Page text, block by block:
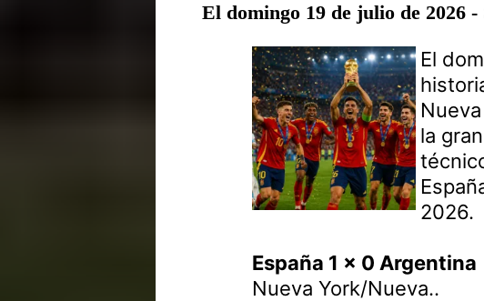
El domingo 19 de julio de 2026 -
El
la
2026.
España 1 x 0 Argentina
Nueva York/Nueva..